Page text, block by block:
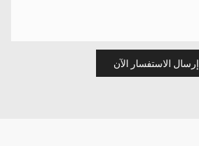
إرسال الاستفسار الآن